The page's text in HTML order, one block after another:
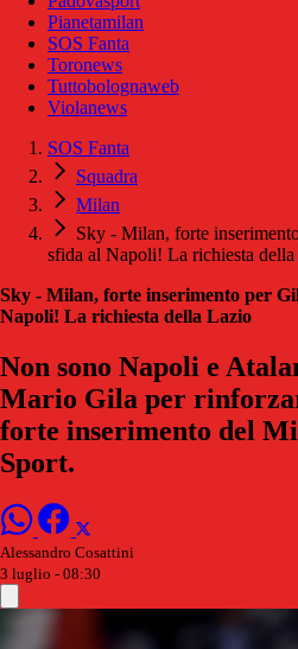
Pianetamilan
SOS Fanta
Toronews
Tuttobolognaweb
Violanews
SOS Fanta
Squadra
Milan
Sky - Milan, forte
sfida al Napoli! La richiesta
Sky - Milan, forte inserimento per
Napoli! La richiesta della Lazio
Non sono Napoli e
Mario Gila per
forte inserimento del
Sport.
Alessandro Cosattini
3 luglio - 08:30